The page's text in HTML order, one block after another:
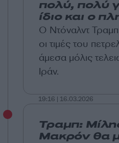
πολύ, πολύ
ίδιο και ο
Ο Ντόναλντ
οι τιμές του
άμεσα μόλις
Ιράν.
19:16 | 16.03.2026
Τραμπ:
Μακρόν θα